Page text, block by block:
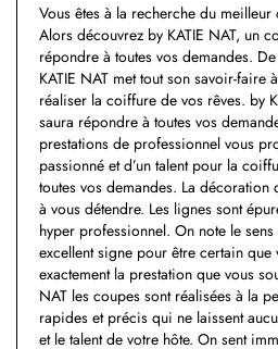
Vous êtes à la recherche du
Alors découvrez by KATIE NAT, un
répondre à toutes vos demandes.
KATIE NAT met tout son savoir-faire
réaliser la coiffure de vos rêves. by
saura répondre à toutes vos
prestations de professionnel vous
passionné et d’un talent pour la
toutes vos demandes. La décoration
à vous détendre. Les lignes sont
hyper professionnel. On note le
excellent signe pour être certain que
exactement la prestation que vous
NAT les coupes sont réalisées à la
rapides et précis qui ne laissent
et le talent de votre hôte. On sent